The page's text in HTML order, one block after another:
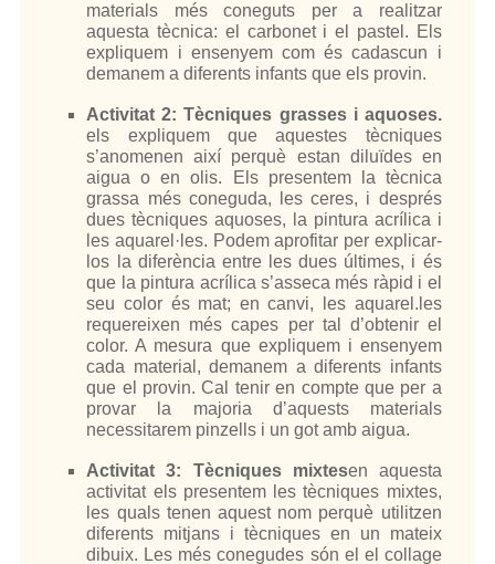
materials més coneguts per a realitzar
aquesta tècnica: el carbonet i el pastel. Els
expliquem i ensenyem com és cadascun i
demanem a diferents infants que els provin.
Activitat 2: Tècniques grasses i aquoses.
els expliquem que aquestes tècniques
s’anomenen així perquè estan diluïdes en
aigua o en olis. Els presentem la tècnica
grassa més coneguda, les ceres, i després
dues tècniques aquoses, la pintura acrílica i
les aquarel·les. Podem aprofitar per explicar-
los la diferència entre les dues últimes, i és
que la pintura acrílica s’asseca més ràpid i el
seu color és mat; en canvi, les aquarel.les
requereixen més capes per tal d’obtenir el
color. A mesura que expliquem i ensenyem
cada material, demanem a diferents infants
que el provin. Cal tenir en compte que per a
provar la majoria d’aquests materials
necessitarem pinzells i un got amb aigua.
Activitat 3: Tècniques mixtesen aquesta
activitat els presentem les tècniques mixtes,
les quals tenen aquest nom perquè utilitzen
diferents mitjans i tècniques en un mateix
dibuix. Les més conegudes són el el collage